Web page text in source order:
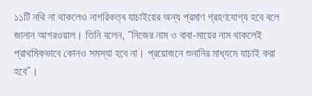
১১টি নথি না থাকলেও নাগরিকত্ব যাচাইয়ের অন্য প্রমাণ গ্রহণযোগ্য হবে বলে
জানান আগরওয়াল। তিনি বলেন, “নিজের নাম ও বাবা-মায়ের নাম থাকলেই
প্রাথমিকভাবে কোনও সমস্যা হবে না। প্রয়োজনে শুনানির মাধ্যমে যাচাই করা
হবে”।